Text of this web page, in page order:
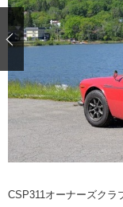
ショップレポ
鈑金・塗装
ディテイリング
ディテイリン
ヘッドライト
フィルム・ラッ
小キズ直し
特集記事
ストップ 不具合修理
ショップ紹介
ショップレポ
レストア
カーメーカー「旧車」
イベント
CSP311オーナーズクラ